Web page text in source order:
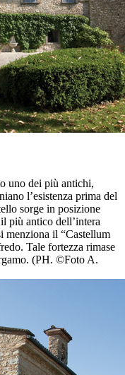
uno dei più antichi,
l’esistenza prima del
sorge in posizione
più antico dell’intera
menziona il “Castellum
Tale fortezza rimase
(PH. ©Foto A.